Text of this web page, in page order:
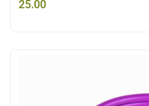
25.00